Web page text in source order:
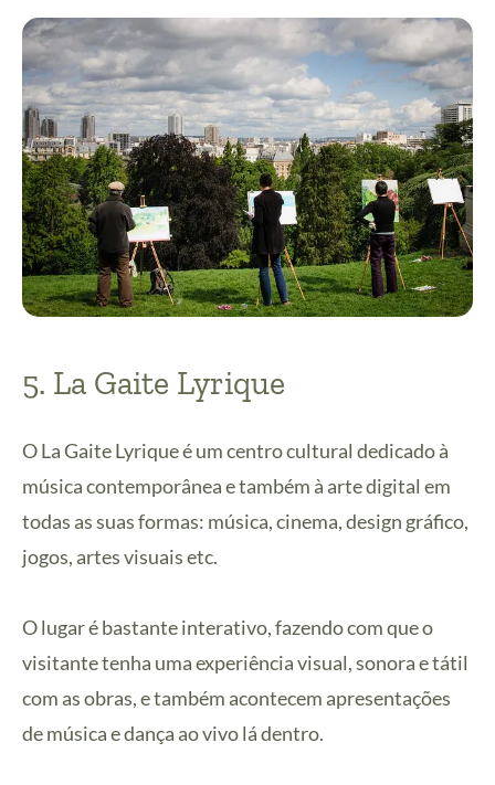
5. La Gaite Lyrique
O La Gaite Lyrique é um centro cultural dedicado à
música contemporânea e também à arte digital em
todas as suas formas: música, cinema, design gráfico,
jogos, artes visuais etc.
O lugar é bastante interativo, fazendo com que o
visitante tenha uma experiência visual, sonora e tátil
com as obras, e também acontecem apresentações
de música e dança ao vivo lá dentro.